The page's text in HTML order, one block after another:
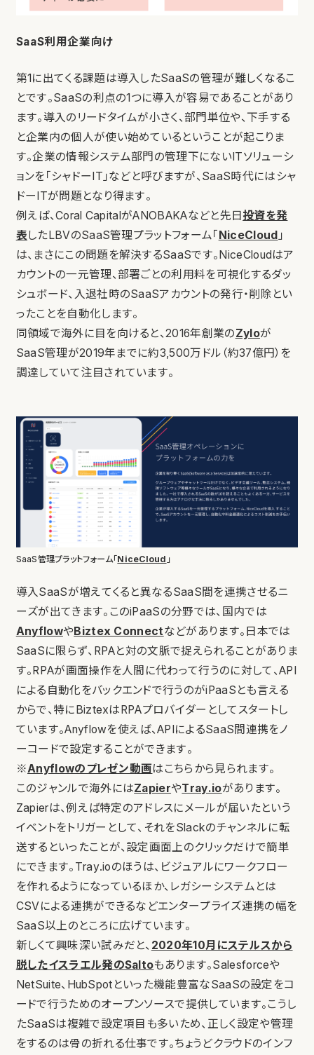
SaaS利用企業向け
第1に出てくる課題は導入したSaaSの管理が難しくなるこ
とです。SaaSの利点の1つに導入が容易であることがあり
ます。導入のリードタイムが小さく、部門単位や、下手する
と企業内の個人が使い始めているということが起こりま
す。企業の情報システム部門の管理下にないITソリューシ
ョンを「シャドーIT」などと呼びますが、SaaS時代にはシャ
ドーITが問題となり得ます。
例えば、Coral CapitalがANOBAKAなどと先日投資を発
表したLBVのSaaS管理プラットフォーム「NiceCloud 」
は、まさにこの問題を解決するSaaSです。NiceCloudはア
カウントの一元管理、部署ごとの利用料を可視化するダッ
シュボード、入退社時のSaaSアカウントの発行・削除とい
ったことを自動化します。
同領域で海外に目を向けると、2016年創業のZyloが
SaaS管理が2019年までに約3,500万ドル（約37億円）を
調達していて注目されています。
SaaS管理プラットフォーム「NiceCloud 」
導入SaaSが増えてくると異なるSaaS間を連携させるニ
ーズが出てきます。このiPaaSの分野では、国内では
AnyflowやBiztex Connectなどがあります。日本では
SaaSに限らず、RPAと対の文脈で捉えられることがありま
す。RPAが画面操作を人間に代わって行うのに対して、API
による自動化をバックエンドで行うのがiPaaSとも言える
からで、特にBiztexはRPAプロバイダーとしてスタートし
ています。Anyflowを使えば、APIによるSaaS間連携をノ
ーコードで設定することができます。
※Anyflowのプレゼン動画はこちらから見られます。
このジャンルで海外にはZapierやTray.ioがあります。
Zapierは、例えば特定のアドレスにメールが届いたという
イベントをトリガーとして、それをSlackのチャンネルに転
送するといったことが、設定画面上のクリックだけで簡単
にできます。Tray.ioのほうは、ビジュアルにワークフロー
を作れるようになっているほか、レガシーシステムとは
CSVによる連携ができるなどエンタープライズ連携の幅を
SaaS以上のところに広げています。
新しくて興味深い試みだと、 2020年10月にステルスから
脱したイスラエル発のSaltoもあります。Salesforceや
NetSuite、HubSpotといった機能豊富なSaaSの設定をコ
ードで行うためのオープンソースで提供しています。こうし
たSaaSは複雑で設定項目も多いため、正しく設定や管理
をするのは骨の折れる仕事です。ちょうどクラウドのインフ